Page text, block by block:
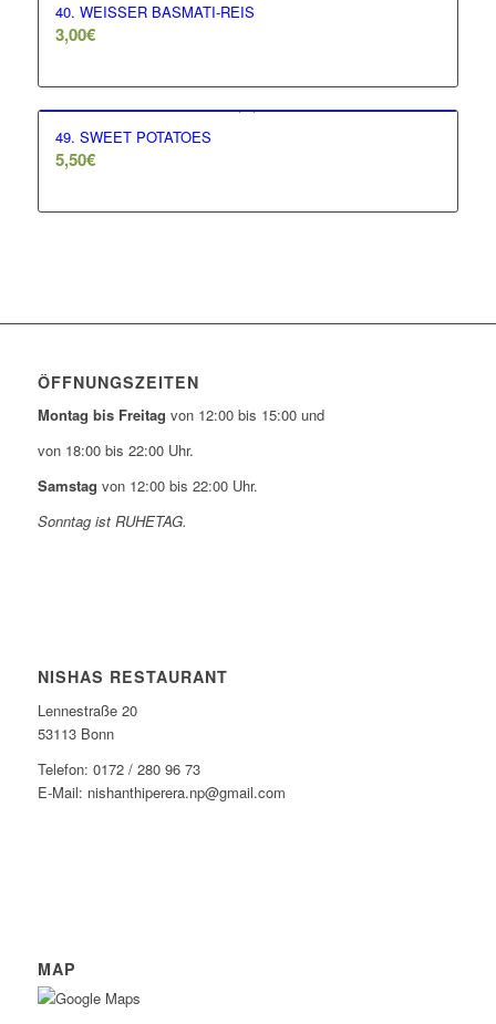
40. WEISSER BASMATI-REIS
3,00€
49. SWEET POTATOES
5,50€
ÖFFNUNGSZEITEN
Montag bis Freitag von 12:00 bis 15:00 und
von 18:00 bis 22:00 Uhr.
Samstag von 12:00 bis 22:00 Uhr.
Sonntag ist RUHETAG.
NISHAS RESTAURANT
Lennestraße 20
53113 Bonn
Telefon: 0172 / 280 96 73
E-Mail: nishanthiperera.np@gmail.com
MAP